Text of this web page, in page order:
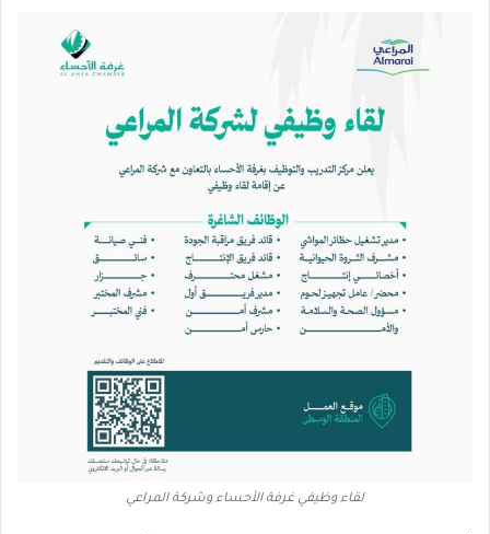
لقاء وظيفي غرفة الأحساء وشركة المراعي